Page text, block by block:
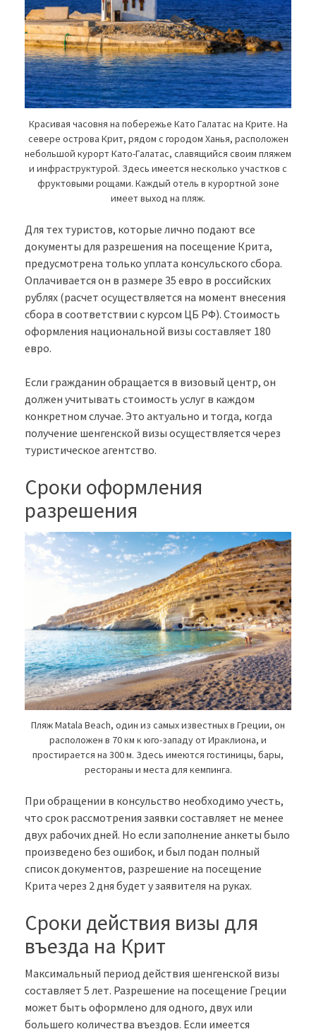
Красивая часовня на побережье Като Галатас на Крите. На
севере острова Крит, рядом с городом Ханья, расположен
небольшой курорт Като-Галатас, славящийся своим пляжем
и инфраструктурой. Здесь имеется несколько участков с
фруктовыми рощами. Каждый отель в курортной зоне
имеет выход на пляж.
Для тех туристов, которые лично подают все
документы для разрешения на посещение Крита,
предусмотрена только уплата консульского сбора.
Оплачивается он в размере 35 евро в российских
рублях (расчет осуществляется на момент внесения
сбора в соответствии с курсом ЦБ РФ). Стоимость
оформления национальной визы составляет 180
евро.
Если гражданин обращается в визовый центр, он
должен учитывать стоимость услуг в каждом
конкретном случае. Это актуально и тогда, когда
получение шенгенской визы осуществляется через
туристическое агентство.
Сроки оформления
разрешения
Пляж Matala Beach, один из самых известных в Греции, он
расположен в 70 км к юго-западу от Ираклиона, и
простирается на 300 м. Здесь имеются гостиницы, бары,
рестораны и места для кемпинга.
При обращении в консульство необходимо учесть,
что срок рассмотрения заявки составляет не менее
двух рабочих дней. Но если заполнение анкеты было
произведено без ошибок, и был подан полный
список документов, разрешение на посещение
Крита через 2 дня будет у заявителя на руках.
Сроки действия визы для
въезда на Крит
Максимальный период действия шенгенской визы
составляет 5 лет. Разрешение на посещение Греции
может быть оформлено для одного, двух или
большего количества въездов. Если имеется